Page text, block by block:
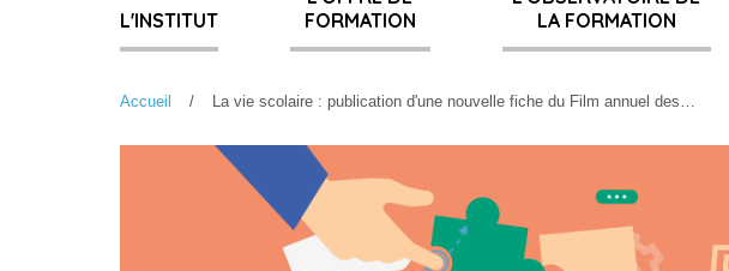
L'INSTITUT
FORMATION
LA FORMATION
Accueil La vie scolaire : publication d'une nouvelle fiche du Film annuel des…